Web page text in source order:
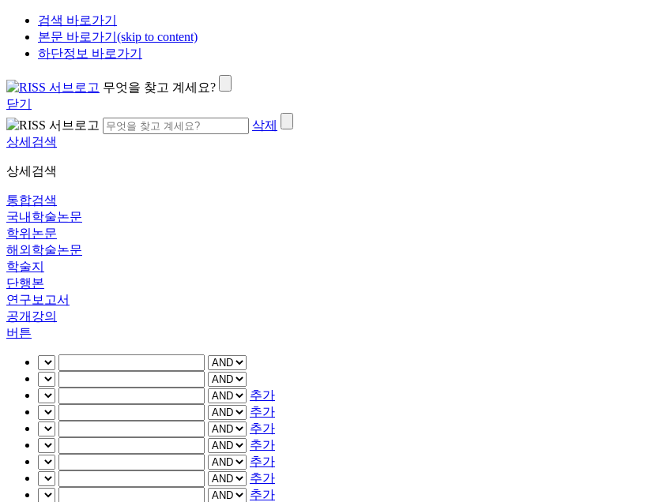
검색 바로가기
본문 바로가기(skip to content)
하단정보 바로가기
무엇을 찾고 계세요?
닫기
삭제
상세검색
상세검색
통합검색
국내학술논문
학위논문
해외학술논문
학술지
단행본
연구보고서
공개강의
버튼
추가
추가
추가
추가
추가
추가
추가